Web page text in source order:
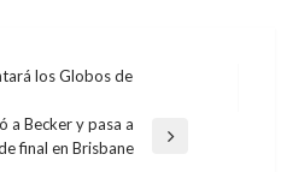
los Globos de
a Becker y pasa a
final en Brisbane